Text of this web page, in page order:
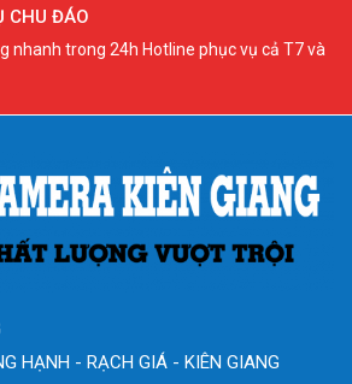
CHU ĐÁO
nhanh trong 24h Hotline phục vụ cả T7 và
HẠNH - RẠCH GIÁ - KIÊN GIANG